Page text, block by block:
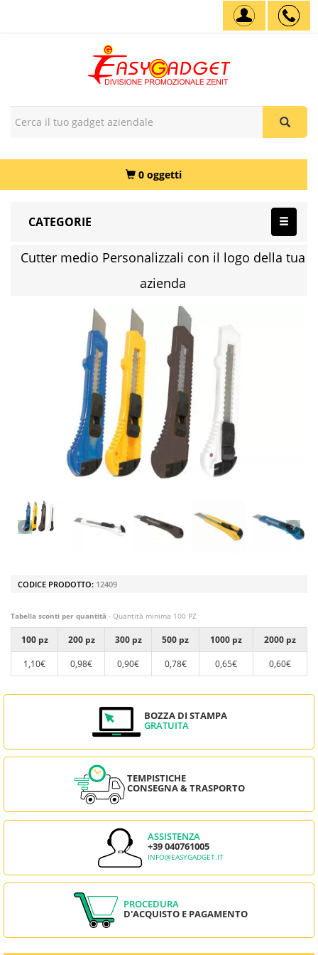
0 oggetti
CATEGORIE
Cutter medio Personalizzali con il logo della tua
azienda
CODICE PRODOTTO: 12409
Tabella sconti per quantità - Quantità minima 100 PZ
100 pz 200 pz 300 pz 500 pz 1000 pz
2000 pz
1,10€
0,98€ 0,90€ 0,78€ 0,65€ 0,60€
BOZZA DI STAMPA
GRATUITA
TEMPISTICHE
CONSEGNA & TRASPORTO
ASSISTENZA
+39 040761005
INFO@EASYGADGET.IT
PROCEDURA
D'ACQUISTO E PAGAMENTO